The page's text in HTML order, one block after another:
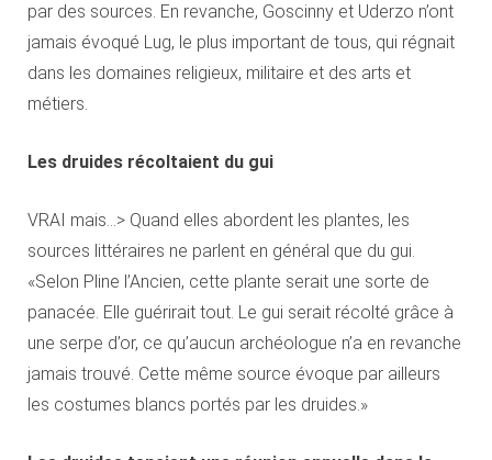
par des sources. En revanche, Goscinny et Uderzo n’ont
jamais évoqué Lug, le plus important de tous, qui régnait
dans les domaines religieux, militaire et des arts et
métiers.
Les druides récoltaient du gui
VRAI mais…> Quand elles abordent les plantes, les
sources littéraires ne parlent en général que du gui.
«Selon Pline l’Ancien, cette plante serait une sorte de
panacée. Elle guérirait tout. Le gui serait récolté grâce à
une serpe d’or, ce qu’aucun archéologue n’a en revanche
jamais trouvé. Cette même source évoque par ailleurs
les costumes blancs portés par les druides.»